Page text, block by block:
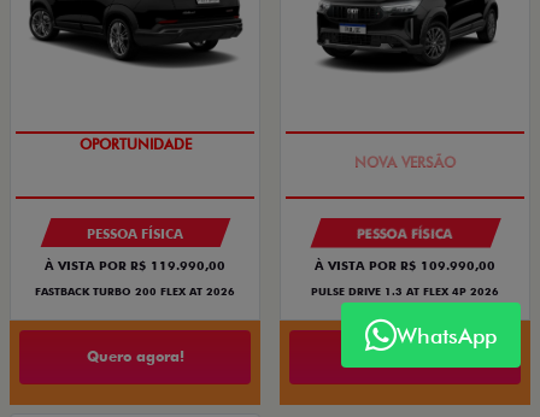
OPORTUNIDADE
PESSOA FÍSICA
À VISTA POR R$ 119.990,00
FASTBACK TURBO 200 FLEX AT 2026
Quero agora!
PESSOA FÍSICA
À VISTA POR R$ 109.990,00
PULSE DRIVE 1.3 AT FLEX 4P 2026
Quero agora!
WhatsApp